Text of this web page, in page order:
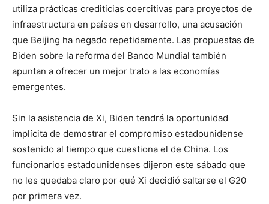
utiliza prácticas crediticias coercitivas para proyectos de
infraestructura en países en desarrollo, una acusación
que Beijing ha negado repetidamente. Las propuestas de
Biden sobre la reforma del Banco Mundial también
apuntan a ofrecer un mejor trato a las economías
emergentes.
Sin la asistencia de Xi, Biden tendrá la oportunidad
implícita de demostrar el compromiso estadounidense
sostenido al tiempo que cuestiona el de China. Los
funcionarios estadounidenses dijeron este sábado que
no les quedaba claro por qué Xi decidió saltarse el G20
por primera vez.